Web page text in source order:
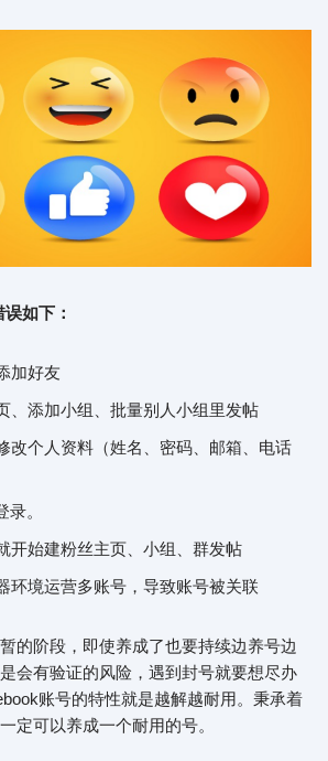
如下：
加好友
、添加小组、批量别人小组里发帖
改个人资料（姓名、密码、邮箱、电话
。
开始建粉丝主页、小组、群发帖
环境运营多账号，导致账号被关联
的阶段，即使养成了也要持续边养号边
会有验证的风险，遇到封号就要想尽办
账号的特性就是越解越耐用。秉承着
定可以养成一个耐用的号。